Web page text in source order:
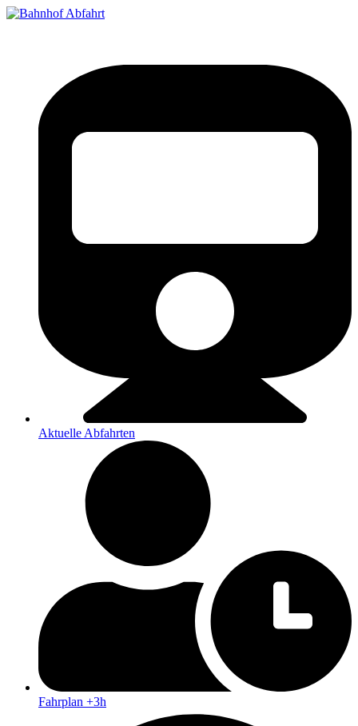
Aktuelle Abfahrten
Fahrplan +3h